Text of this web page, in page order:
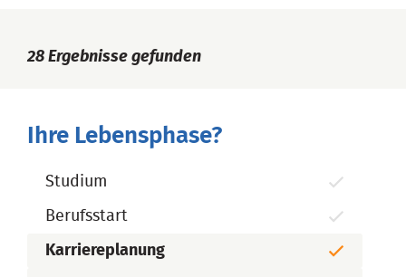
28 Ergebnisse gefunden
Ihre Lebensphase?
Studium
Berufsstart
Karriereplanung